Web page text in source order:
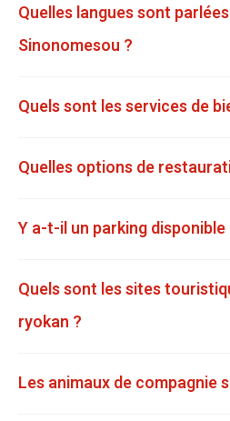
Quelles langues sont
Sinonomesou ?
Quels sont les services de
Quelles options de
Y a-t-il un parking disponible
Quels sont les sites
ryokan ?
Les animaux de compagnie